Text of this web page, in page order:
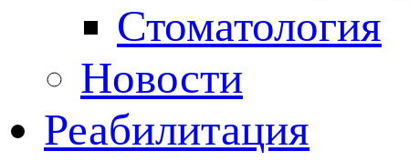
Стоматология
Новости
Реабилитация